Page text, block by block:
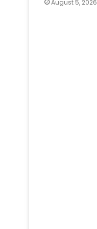
August 5, 2026